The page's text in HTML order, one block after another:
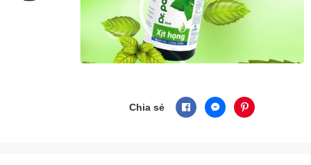
Chia sẻ